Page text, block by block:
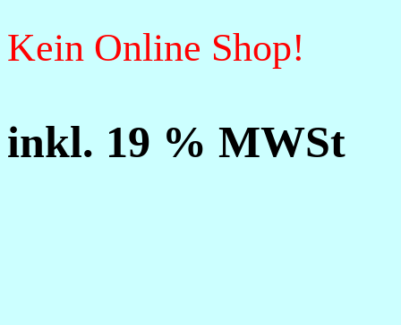
Kein Online Shop!
inkl. 19 % MWSt